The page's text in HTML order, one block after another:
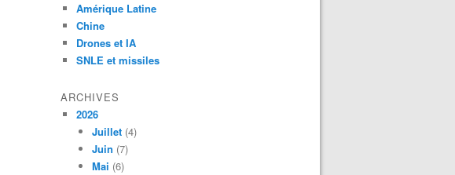
Amérique Latine
Chine
Drones et IA
SNLE et missiles
ARCHIVES
2026
Juillet (4)
Juin (7)
Mai (6)